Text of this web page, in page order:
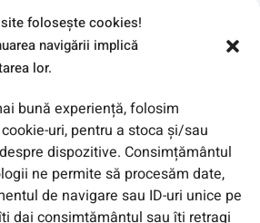
foloseşte cookies!
navigării implică
lor.
bună experiență, folosim
uri, pentru a stoca și/sau
dispozitive. Consimțământul
ne permite să procesăm date,
de navigare sau ID-uri unice pe
dai consimțământul sau îți retragi